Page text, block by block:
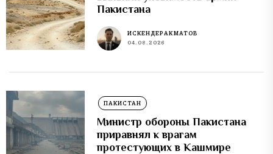
Пакистана
ИСКЕНДЕР АКМАТОВ
04.08.2026
ПАКИСТАН
Министр обороны Пакистана
приравнял к врагам
протестующих в Кашмире